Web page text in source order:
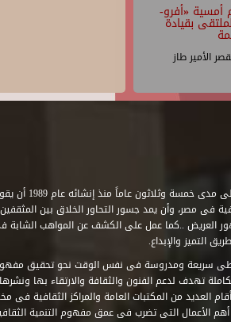
أمسية «أفرو-
بقيادة
الأمير طاز
استطاع صندوق التنمية
فى مصر، وأن يمد جسور التحاور الخلاق بين المثقفين
العريض ..كما عمل على الكشف عن المواهب
التميز والإبداع.
سريعة ومدروسة فى نفس الوقت نحو تحقيق
تهدف لدعم الفنون والثقافة والارتقاء بها
من المكتبات العامة والمراكز الثقافية فى
أهم الأعمال التى تضرب فى عمق مفهوم التنمية